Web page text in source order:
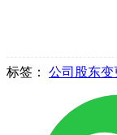
标签： 公司股东变